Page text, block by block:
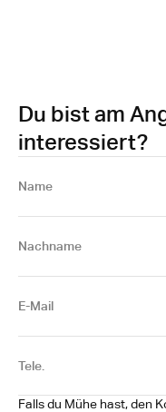
Du bist am
interessiert?
Name
Nachname
E-Mail
Tele.
Falls du Mühe hast, den